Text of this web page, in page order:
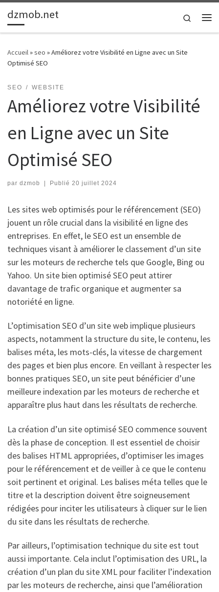
Passer au contenu
dzmob.net
Search
Accueil»seo »Améliorez votre Visibilité en Ligne avec un Site
Optimisé SEO
SEO WEBSITE
Améliorez votre Visibilité
en Ligne avec un Site
Optimisé SEO
par dzmob | Publié 20 juillet 2024
Les sites web optimisés pour le référencement (SEO)
jouent un rôle crucial dans la visibilité en ligne des
entreprises. En effet, le SEO est un ensemble de
techniques visant à améliorer le classement d’un site
sur les moteurs de recherche tels que Google, Bing ou
Yahoo. Un site bien optimisé SEO peut attirer
davantage de trafic organique et augmenter sa
notoriété en ligne.
L’optimisation SEO d’un site web implique plusieurs
aspects, notamment la structure du site, le contenu, les
balises méta, les mots-clés, la vitesse de chargement
des pages et bien plus encore. En veillant à respecter les
bonnes pratiques SEO, un site peut bénéficier d’une
meilleure indexation par les moteurs de recherche et
apparaître plus haut dans les résultats de recherche.
La création d’un site optimisé SEO commence souvent
dès la phase de conception. Il est essentiel de choisir
des balises HTML appropriées, d’optimiser les images
pour le référencement et de veiller à ce que le contenu
soit pertinent et original. Les balises méta telles que le
titre et la description doivent être soigneusement
rédigées pour inciter les utilisateurs à cliquer sur le lien
du site dans les résultats de recherche.
Par ailleurs, l’optimisation technique du site est tout
aussi importante. Cela inclut l’optimisation des URL, la
création d’un plan du site XML pour faciliter l’indexation
par les moteurs de recherche, ainsi que l’amélioration